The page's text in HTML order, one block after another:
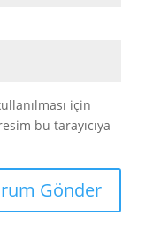
için
bu tarayıcıya